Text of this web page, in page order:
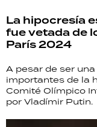
La hipocresía
fue vetada de
París 2024
A pesar de ser
importantes de la
Comité Olímpico
por Vladímir Putin.